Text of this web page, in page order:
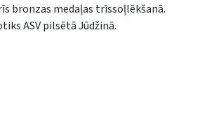
bronzas medaļas trīssoļlēkšanā.
ASV pilsētā Jūdžinā.